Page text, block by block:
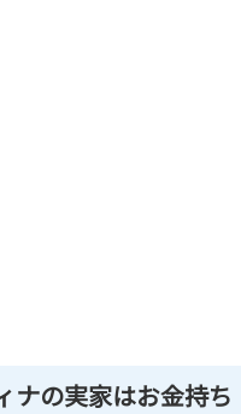
ナの実家はお金持ち